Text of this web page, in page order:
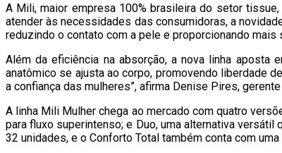
A Mili, maior empresa 100% brasileira do setor
atender às necessidades das consumidoras, a
reduzindo o contato com a pele e proporcionando mais
Além da eficiência na absorção, a nova linha aposta
anatômico se ajusta ao corpo, promovendo liberdade
a confiança das mulheres”, afirma Denise Pires,
A linha Mili Mulher chega ao mercado com quatro
para fluxo superintenso; e Duo, uma alternativa
32 unidades, e o Conforto Total também conta com